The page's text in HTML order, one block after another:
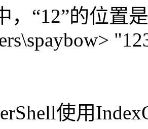
，“12”的位置
使用